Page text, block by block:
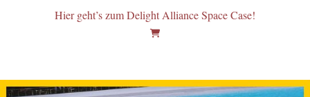
Hier geht’s zum Delight Alliance Space Case!